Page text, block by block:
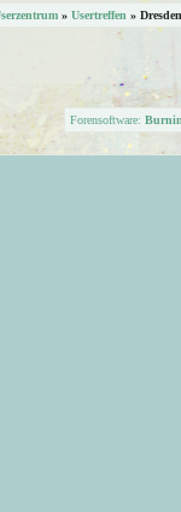
» Usertreffen » Dresden
Forensoftware: